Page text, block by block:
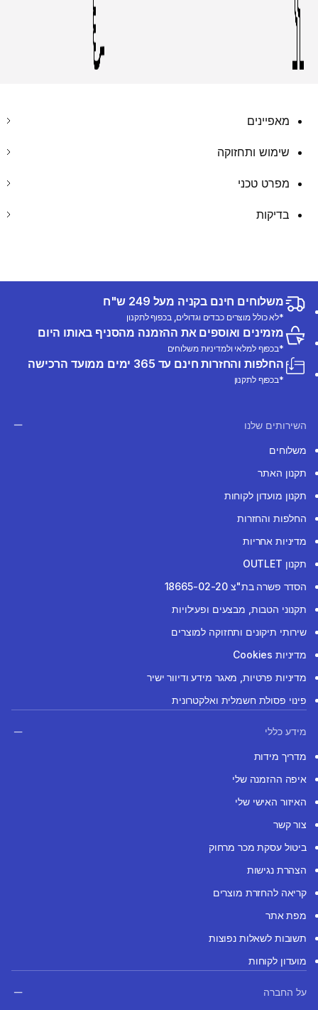
מאפיינים
שימוש ותחזוקה
מפרט טכני
בדיקות
משלוחים חינם בקניה מעל 249 ש"ח
*לא כולל מוצרים כבדים וגדולים, בכפוף לתקנון
מזמינים ואוספים את ההזמנה מהסניף באותו היום
*בכפוף למלאי ולמדיניות משלוחים
החלפות והחזרות חינם עד 365 ימים ממועד הרכישה
*בכפוף לתקנון
השירותים שלנו
משלוחים
תקנון האתר
תקנון מועדון לקוחות
החלפות והחזרות
מדיניות אחריות
תקנון OUTLET
הסדר פשרה בת"צ 18665-02-20
תקנוני הטבות, מבצעים ופעילויות
שירותי תיקונים ותחזוקה למוצרים
מדיניות Cookies
מדיניות פרטיות, מאגר מידע ודיוור ישיר
פינוי פסולת חשמלית ואלקטרונית
מידע כללי
מדריך מידות
איפה ההזמנה שלי
האיזור האישי שלי
צור קשר
ביטול עסקת מכר מרחוק
הצהרת נגישות
קריאה להחזרת מוצרים
מפת אתר
תשובות לשאלות נפוצות
מועדון לקוחות
על החברה